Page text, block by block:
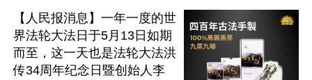
【人民报消息】一年一度的世
界法轮大法日于5月13日如期
而至，这一天也是法轮大法洪
传34周年纪念日暨创始人李